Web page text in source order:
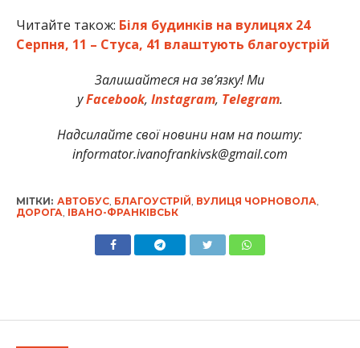
Читайте також: Біля будинків на вулицях 24
Серпня, 11 – Стуса, 41 влаштують благоустрій
Залишайтеся на зв’язку! Ми
уFacebook, Instagram, Telegram.
Надсилайте свої новини нам на пошту:
informator.ivanofrankivsk@gmail.com
МІТКИ: АВТОБУС, БЛАГОУСТРІЙ, ВУЛИЦЯ ЧОРНОВОЛА,
ДОРОГА, ІВАНО-ФРАНКІВСЬК